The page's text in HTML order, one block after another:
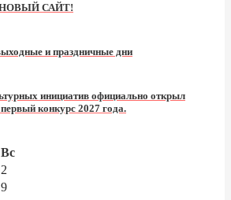
САЙТ!
и праздничные дни
инициатив официально открыл
конкурс 2027 года.
Вс
2
9